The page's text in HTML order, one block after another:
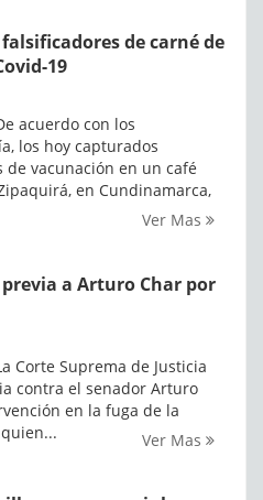
de carné de
19
acuerdo con los
los hoy capturados
vacunación en un café
en Cundinamarca,
Ver Mas
a Arturo Char por
Suprema de Justicia
contra el senador Arturo
en la fuga de la
Ver Mas